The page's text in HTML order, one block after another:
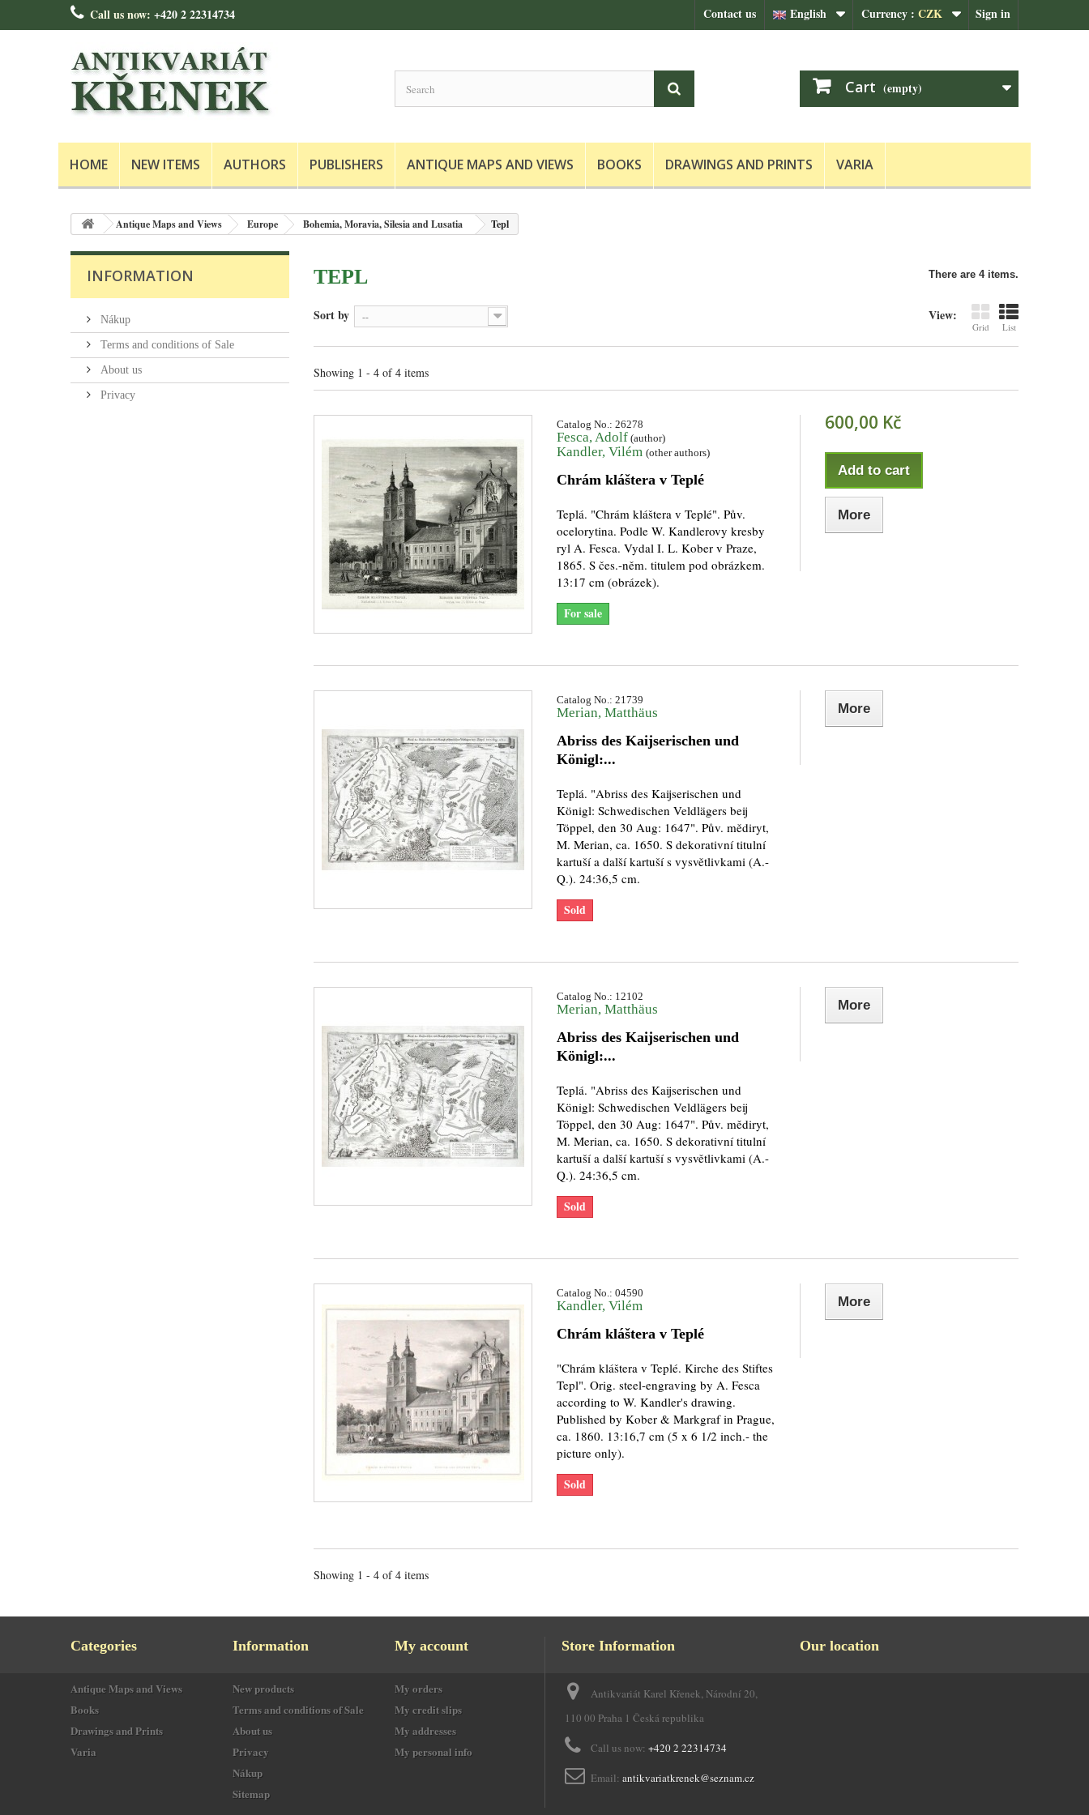
Sign in
Currency : CZK
English
Contact us
Call us now: +420 2 22314734
Cart (empty)
HOME NEW ITEMS AUTHORS PUBLISHERS ANTIQUE MAPS AND VIEWS BOOKS DRAWINGS AND PRINTS VARIA
Antique Maps and Views Europe Bohemia, Moravia, Silesia and Lusatia Tepl
INFORMATION
Nákup
Terms and conditions of Sale
About us
Privacy
TEPL There are 4 items.
View:
Grid List
Sort by --
Showing 1 - 4 of 4 items
Catalog No.: 26278
Fesca, Adolf(author)
Kandler, Vilém (other authors)
Chrám kláštera v Teplé
Teplá. "Chrám kláštera v Teplé". Pův.
ocelorytina. Podle W. Kandlerovy kresby
ryl A. Fesca. Vydal I. L. Kober v Praze,
1865. S čes.-něm. titulem pod obrázkem.
13:17 cm (obrázek).
For sale
600,00 Kč
Add to cart
More
Catalog No.: 21739
Merian, Matthäus
Abriss des Kaijserischen und
Königl:...
Teplá. "Abriss des Kaijserischen und
Königl: Schwedischen Veldlägers beij
Töppel, den 30 Aug: 1647". Pův. mědiryt,
M. Merian, ca. 1650. S dekorativní titulní
kartuší a další kartuší s vysvětlivkami (A.-
Q.). 24:36,5 cm.
Sold
More
Catalog No.: 12102
Merian, Matthäus
Abriss des Kaijserischen und
Königl:...
Teplá. "Abriss des Kaijserischen und
Königl: Schwedischen Veldlägers beij
Töppel, den 30 Aug: 1647". Pův. mědiryt,
M. Merian, ca. 1650. S dekorativní titulní
kartuší a další kartuší s vysvětlivkami (A.-
Q.). 24:36,5 cm.
Sold
More
Catalog No.: 04590
Kandler, Vilém
Chrám kláštera v Teplé
"Chrám kláštera v Teplé. Kirche des Stiftes
Tepl". Orig. steel-engraving by A. Fesca
according to W. Kandler's drawing.
Published by Kober & Markgraf in Prague,
ca. 1860. 13:16,7 cm (5 x 6 1/2 inch.- the
picture only).
Sold
More
Showing 1 - 4 of 4 items
Categories
Antique Maps and Views
Books
Drawings and Prints
Varia
Information
New products
Terms and conditions of Sale
About us
Privacy
Nákup
Sitemap
My account
My orders
My credit slips
My addresses
My personal info
Store Information
Antikvariát Karel Křenek, Národní 20,
110 00 Praha 1 Česká republika
Call us now: +420 2 22314734
Email: antikvariatkrenek@seznam.cz
Our location